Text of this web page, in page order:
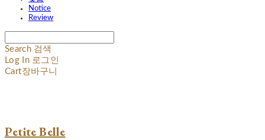
Notice
Review
Search 검색
Log In 로그인
Cart장바구니
Petite Belle